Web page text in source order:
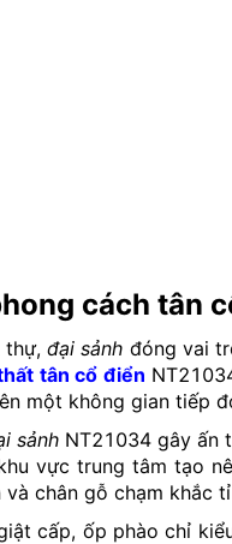
cách tân
thự,đại sảnh đóng vai
tân cổ điển
một không gian tiếp
sảnh NT21034 gây ấn
vực trung tâm tạo
và chân gỗ chạm
cấp, ốp phào chỉ